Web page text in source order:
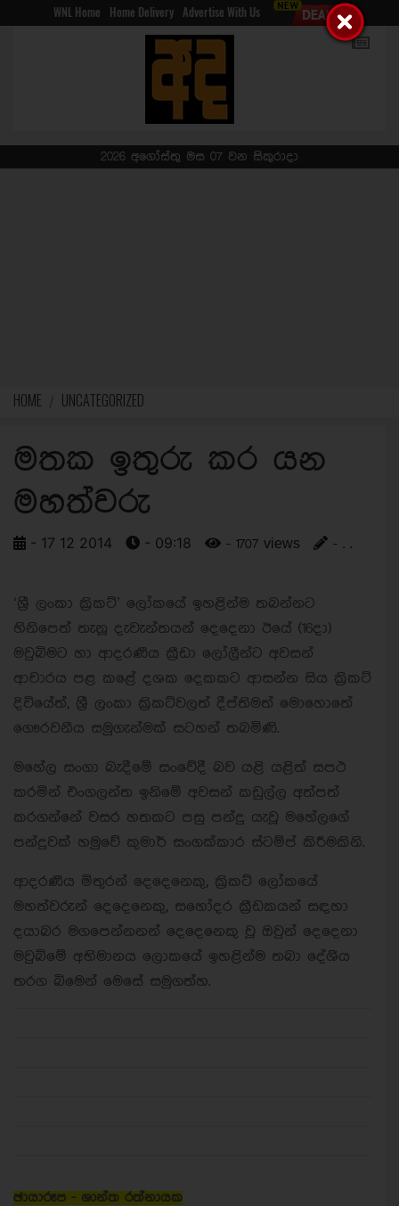
WNL Home Home Delivery Advertise With Us
2026 අගෝස්තු මස 07 වන සිකුරාදා
HOME UNCATEGORIZED
මතක ඉතුරු කර යන
මහත්වරු
- 17 12 2014 - 09:18 - 1707 views - . .
‘ශ්‍රී ලංකා ක්‍රිකට්’ ලෝකයේ ඉහළින්ම තබන්නට
හිනිපෙත් තැනූ දැවැන්තයන් දෙදෙනා ඊයේ (16දා)
මවුබිමට හා ආදරණීය ක්‍රීඩා ලෝලීන්ට අවසන්
ආචාරය පළ කළේ දශක දෙකකට ආසන්න සිය ක්‍රිකට්
දිවියේත්, ශ්‍රී ලංකා ක්‍රිකට්වලත් දීප්තිමත් මොහොතේ
ගෞරවනීය සමුගැන්මක් සටහන් තබමිණි.
මහේල සංගා බැදීමේ සංවේදී බව යළි යළිත් සපථ
කරමින් එංගලන්ත ඉනිමේ අවසන් කඩුල්ල අත්පත්
කරගන්නේ වසර හතකට පසු පන්දු යැවූ මහේලගේ
පන්දුවක් හමුවේ කුමාර් සංගක්කාර ස්ටම්ප් කිරීමකිනි.
ආදරණීය මිතුරන් දෙදෙනෙකු, ක්‍රිකට් ලෝකයේ
මහත්වරුන් දෙදෙනෙකු, සහෝදර ක්‍රීඩකයන් සඳහා
දයාබර මගපෙන්නනන් දෙදෙනෙකු වූ ඔවුන් දෙදෙනා
මවුබිමේ අභිමානය ලොකයේ ඉහළින්ම තබා දේශීය
තරග බිමෙන් මෙසේ සමුගත්හ.
ඡායාරූප - ශාන්ත රත්නායක